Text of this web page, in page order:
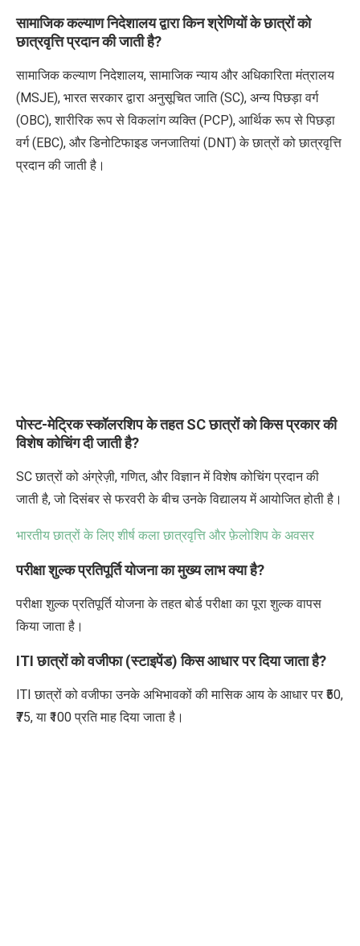
सामाजिक कल्याण निदेशालय द्वारा किन श्रेणियों के छात्रों को
छात्रवृत्ति प्रदान की जाती है?
सामाजिक कल्याण निदेशालय, सामाजिक न्याय और अधिकारिता मंत्रालय
(MSJE), भारत सरकार द्वारा अनुसूचित जाति (SC), अन्य पिछड़ा वर्ग
(OBC), शारीरिक रूप से विकलांग व्यक्ति (PCP), आर्थिक रूप से पिछड़ा
वर्ग (EBC), और डिनोटिफाइड जनजातियां (DNT) के छात्रों को छात्रवृत्ति
प्रदान की जाती है।
पोस्ट-मेट्रिक स्कॉलरशिप के तहत SC छात्रों को किस प्रकार की
विशेष कोचिंग दी जाती है?
SC छात्रों को अंग्रेज़ी, गणित, और विज्ञान में विशेष कोचिंग प्रदान की
जाती है, जो दिसंबर से फरवरी के बीच उनके विद्यालय में आयोजित होती है।
भारतीय छात्रों के लिए शीर्ष कला छात्रवृत्ति और फ़ेलोशिप के अवसर
परीक्षा शुल्क प्रतिपूर्ति योजना का मुख्य लाभ क्या है?
परीक्षा शुल्क प्रतिपूर्ति योजना के तहत बोर्ड परीक्षा का पूरा शुल्क वापस
किया जाता है।
ITI छात्रों को वजीफा (स्टाइपेंड) किस आधार पर दिया जाता है?
ITI छात्रों को वजीफा उनके अभिभावकों की मासिक आय के आधार पर ₹50,
₹75, या ₹100 प्रति माह दिया जाता है।